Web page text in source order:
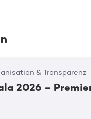
& Transparenz
2026 –